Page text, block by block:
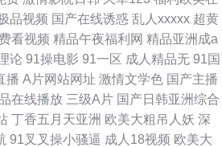
品视频 国产在线诱惑 乱人xxxxx 超黄
看视频 精品午夜福利网 精品亚洲成a
论 91操电影 91一区 成人精品无 91国
播 A片网站网址 激情文学色 国产主播
在线播放 三级A片 国产日韩亚洲综合
丁香五月天亚洲 欧美大粗吊人妖 深
91叉叉操小骚逼 成人18视频 欧美大